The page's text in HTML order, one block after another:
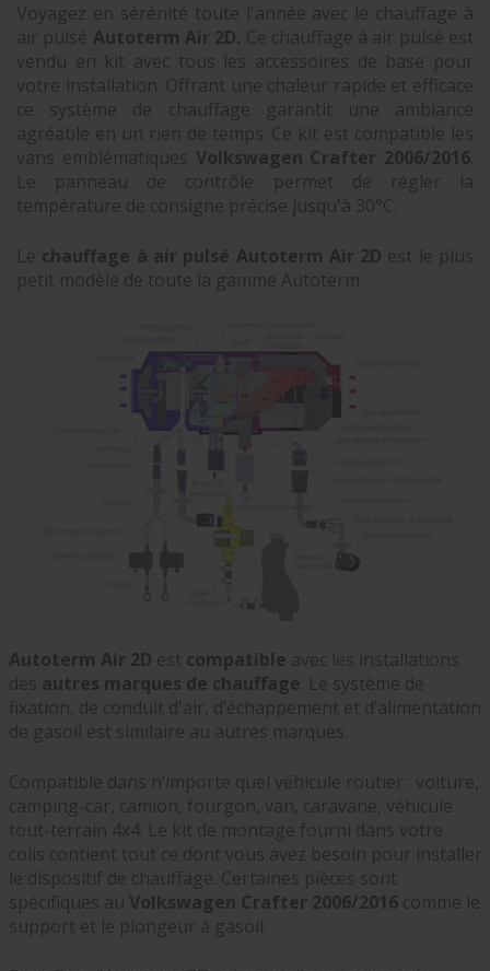
Voyagez en sérénité toute l'année avec le chauffage à
air pulsé Autoterm Air 2D. Ce chauffage à air pulsé est
vendu en kit avec tous les accessoires de base pour
votre installation. Offrant une chaleur rapide et efficace
ce système de chauffage garantit une ambiance
agréable en un rien de temps. Ce kit est compatible les
vans emblématiques Volkswagen Crafter 2006/2016.
Le panneau de contrôle permet de régler la
température de consigne précise jusqu'à 30°C.
Le chauffage à air pulsé Autoterm Air 2D est le plus
petit modèle de toute la gamme Autoterm.
Autoterm Air 2D est compatible avec les installations
des autres marques de chauffage. Le système de
fixation, de conduit d'air, d’échappement et d’alimentation
de gasoil est similaire au autres marques.
Compatible dans n’importe quel véhicule routier : voiture,
camping-car, camion, fourgon, van, caravane, véhicule
tout-terrain 4x4. Le kit de montage fourni dans votre
colis contient tout ce dont vous avez besoin pour installer
le dispositif de chauffage. Certaines pièces sont
spécifiques au Volkswagen Crafter 2006/2016comme le
support et le plongeur à gasoil.